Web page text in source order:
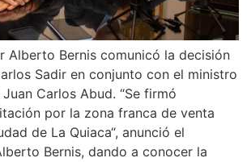
Alberto Bernis comunicó la decisión
Sadir en conjunto con el ministro
Carlos Abud. “Se firmó
por la zona franca de venta
de La Quiaca“, anunció el
Bernis, dando a conocer la